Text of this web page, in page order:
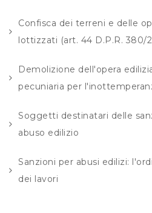
Confisca dei terreni e delle
lottizzati (art. 44 D.P.R. 380/
Demolizione dell'opera
pecuniaria per
Soggetti destinatari delle
abuso edilizio
Sanzioni per abusi edilizi:
dei lavori